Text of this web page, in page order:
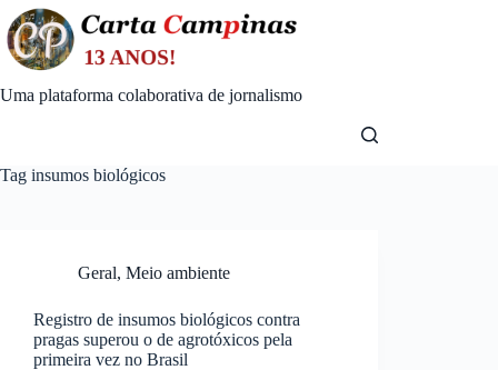
Skip
to
content
Uma plataforma colaborativa de jornalismo
Tag insumos biológicos
Geral, Meio ambiente
Registro de insumos biológicos contra
pragas superou o de agrotóxicos pela
primeira vez no Brasil